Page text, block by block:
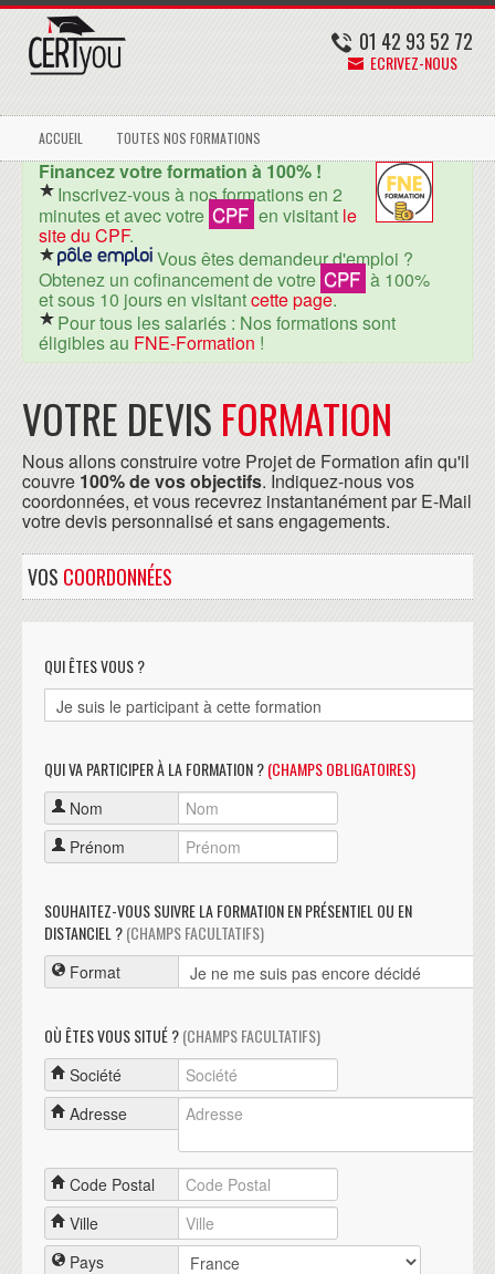
01 42 93 52 72
ECRIVEZ-NOUS
ACCUEIL TOUTES NOS FORMATIONS
Financez votre formation à 100% !
Inscrivez-vous à nos formations en 2
minutes et avec votre CPF en visitant le
site du CPF.
Vous êtes demandeur d'emploi ?
Obtenez un cofinancement de votre CPF à 100%
et sous 10 jours en visitantcette page.
Pour tous les salariés : Nos formations sont
éligibles au FNE-Formation !
VOTRE DEVIS FORMATION
Nous allons construire votre Projet de Formation afin qu'il
couvre 100% de vos objectifs. Indiquez-nous vos
coordonnées, et vous recevrez instantanément par E-Mail
votre devis personnalisé et sans engagements.
VOS COORDONNÉES
QUI ÊTES VOUS ?
QUI VA PARTICIPER À LA FORMATION ?(CHAMPS OBLIGATOIRES)
Nom
Prénom
SOUHAITEZ-VOUS SUIVRE LA FORMATION EN PRÉSENTIEL OU EN
DISTANCIEL ?(CHAMPS FACULTATIFS)
Format
OÙ ÊTES VOUS SITUÉ ?(CHAMPS FACULTATIFS)
Société
Adresse
Code Postal
Ville
Pays